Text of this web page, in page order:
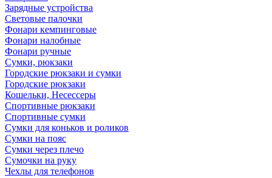
Зарядные устройства
Световые палочки
Фонари кемпинговые
Фонари налобные
Фонари ручные
Сумки, рюкзаки
Городские рюкзаки и сумки
Городские рюкзаки
Кошельки, Несессеры
Спортивные рюкзаки
Спортивные сумки
Сумки для коньков и роликов
Сумки на пояс
Сумки через плечо
Сумочки на руку
Чехлы для телефонов